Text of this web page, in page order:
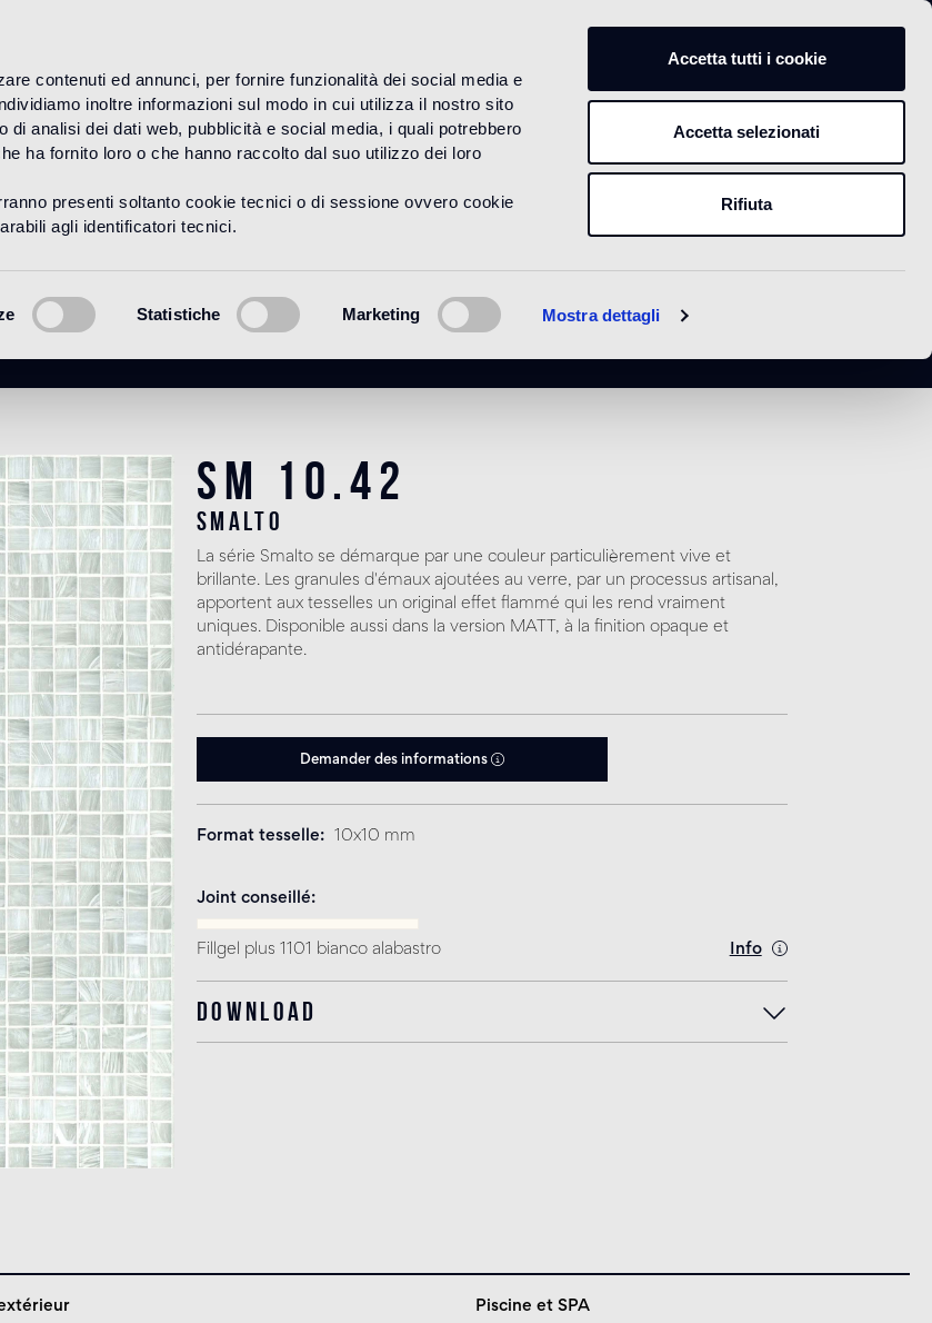
contenuti ed annunci, per fornire funzionalità dei social media e
inoltre informazioni sul modo in cui utilizza il nostro sito
di analisi dei dati web, pubblicità e social media, i quali potrebbero
ha fornito loro o che hanno raccolto dal suo utilizzo dei loro
presenti soltanto cookie tecnici o di sessione ovvero cookie
agli identificatori tecnici.
Statistiche Marketing Mostra dettagli
Accetta tutti i cookie
Accetta selezionati
Rifiuta
HOME PRODUITS MOSAICO COULEURS
SM 10.42
SM 10.42
smalto
La série Smalto se démarque par une couleur particulièrement vive et
brillante. Les granules d'émaux ajoutées au verre, par un processus artisanal,
apportent aux tesselles un original effet flammé qui les rend vraiment
uniques. Disponible aussi dans la version MATT, à la finition opaque et
antidérapante.
Demander des informations
Format tesselle 10x10 mm
Joint conseillé
Fillgel plus 1101 bianco alabastro Info
Download
Piscine et SPA